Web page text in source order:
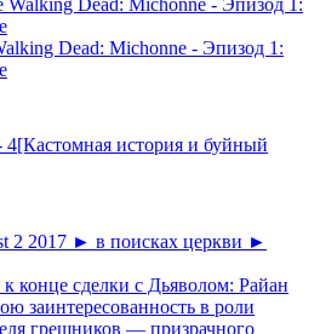
Dead: Michonne - Эпизод 1:
4[Кастомная история и буйный
2 2017 ► в поисках церкви ►